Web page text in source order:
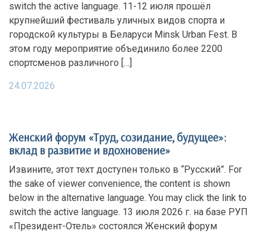
switch the active language. 11-12 июля прошёл
крупнейший фестиваль уличных видов спорта и
городской культуры в Беларуси Minsk Urban Fest. В
этом году мероприятие объединило более 2200
спортсменов различного […]
24.07.2026
Женский форум «Труд, созидание, будущее»:
вклад в развитие и вдохновение»
Извините, этот техт доступен только в “Русский”. For
the sake of viewer convenience, the content is shown
below in the alternative language. You may click the link to
switch the active language. 13 июля 2026 г. на базе РУП
«Президент-Отель» состоялся Женский форум